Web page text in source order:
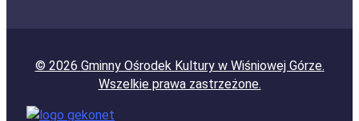
© 2026 Gminny Ośrodek Kultury w Wiśniowej Górze.
Wszelkie prawa zastrzeżone.